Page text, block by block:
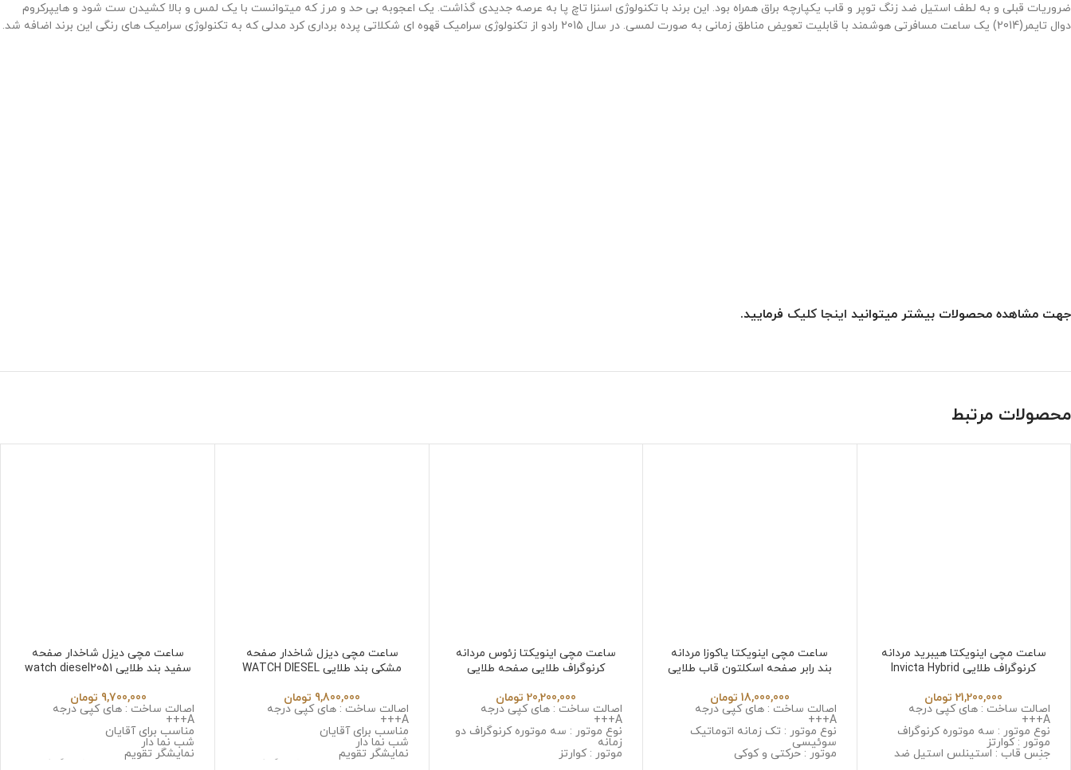
ضروریات قبلی و به لطف استیل ضد زنگ توپر و قاب یکپارچه براق همراه بود. این برند با تکنولوژی اسنزا تاچ پا به عرصه جدیدی گذاشت. یک اعجوبه بی حد و مرز که میتوانست با یک لمس و بالا کشیدن ست شود و هایپرکروم
دوال تایمر(2014) یک ساعت مسافرتی هوشمند با قابلیت تعویض مناطق زمانی به صورت لمسی. در سال 2015 رادو از تکنولوژی سرامیک قهوه ای شکلاتی پرده برداری کرد مدلی که به تکنولوژی سرامیک های رنگی این برند اضافه شد.
جهت مشاهده محصولات بیشتر میتوانید اینجا کلیک فرمایید.
محصولات مرتبط
ساعت مچی اینویکتا هیبرید مردانه
کرنوگراف طلایی Invicta Hybrid
21,200,000 تومان
اصالت ساخت : های کپی درجه
A+++
نوع موتور : سه موتوره کرنوگراف
موتور : کوارتز
جنس قاب : استینلس استیل ضد
زنگ و ضد حساسیت
ساعت مچی اینویکتا یاکوزا مردانه
بند رابر صفحه اسکلتون قاب طلایی
18,000,000 تومان
اصالت ساخت : های کپی درجه
A+++
نوع موتور : تک زمانه اتوماتیک
سوئیسی
موتور : حرکتی و کوکی
جنس قاب : استینلس استیل ضد
ساعت مچی اینویکتا زئوس مردانه
کرنوگراف طلایی صفحه طلایی
20,200,000 تومان
اصالت ساخت : های کپی درجه
A+++
نوع موتور : سه موتوره کرنوگراف دو
زمانه
موتور : کوارتز
ساعت مچی دیزل شاخدار صفحه
مشکی بند طلایی WATCH DIESEL
9,800,000 تومان
اصالت ساخت : های کپی درجه
A+++
مناسب برای آقایان
شب نما دار
نمایشگر تقویم
نوع موتور : سه موتوره کرنوگراف
ساعت مچی دیزل شاخدار صفحه
سفید بند طلایی watch diesel2051
9,700,000 تومان
اصالت ساخت : های کپی درجه
A+++
مناسب برای آقایان
شب نما دار
نمایشگر تقویم
نوع موتور : سه موتوره کرنوگراف